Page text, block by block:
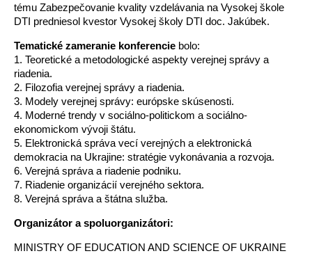
tému Zabezpečovanie kvality vzdelávania na Vysokej škole
DTI predniesol kvestor Vysokej školy DTI doc. Jakúbek.
Tematické zameranie konferencie bolo:
1. Teoretické a metodologické aspekty verejnej správy a
riadenia.
2. Filozofia verejnej správy a riadenia.
3. Modely verejnej správy: európske skúsenosti.
4. Moderné trendy v sociálno-politickom a sociálno-
ekonomickom vývoji štátu.
5. Elektronická správa vecí verejných a elektronická
demokracia na Ukrajine: stratégie vykonávania a rozvoja.
6. Verejná správa a riadenie podniku.
7. Riadenie organizácií verejného sektora.
8. Verejná správa a štátna služba.
Organizátor a spoluorganizátori:
MINISTRY OF EDUCATION AND SCIENCE OF UKRAINE